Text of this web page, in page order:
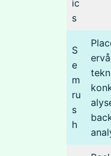
ic
s
S
e
m
ru
s
h